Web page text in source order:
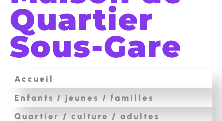
Quartier
Sous-Gare
Accueil
Enfants / jeunes / familles
Quartier / culture / adultes